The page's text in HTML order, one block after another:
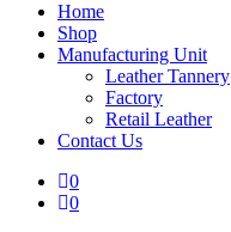
Home
Shop
Manufacturing Unit
Leather Tannery
Factory
Retail Leather
Contact Us
0
0